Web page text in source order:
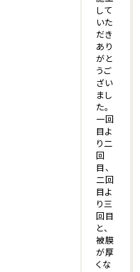
して
いた
だき
あり
がと
うご
ざい
まし
た。
一回
目よ
り二
回
目、
二回
目よ
り三
回目
と、
被膜
が厚
くな